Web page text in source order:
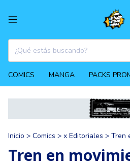
COMICS MANGA PACKS
Inicio > Comics > x Editoriales > Tren
Tren en